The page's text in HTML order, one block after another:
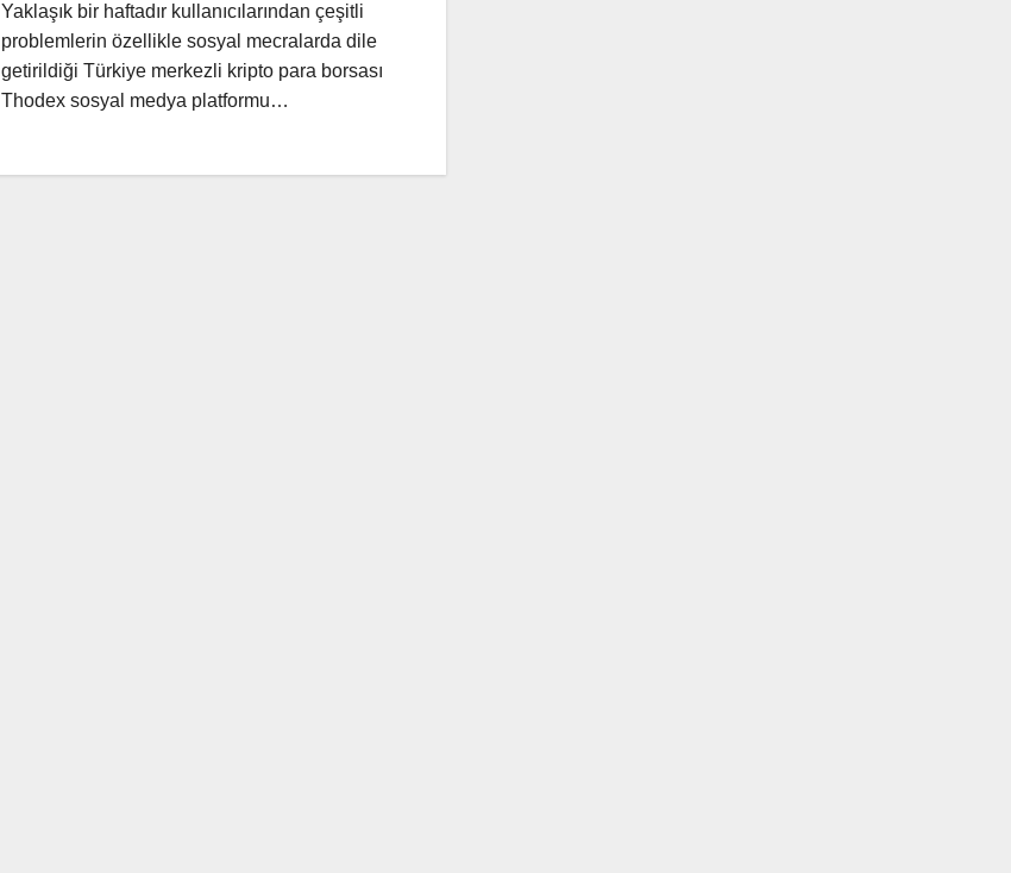
Yaklaşık bir haftadır kullanıcılarından çeşitli
problemlerin özellikle sosyal mecralarda dile
getirildiği Türkiye merkezli kripto para borsası
Thodex sosyal medya platformu…